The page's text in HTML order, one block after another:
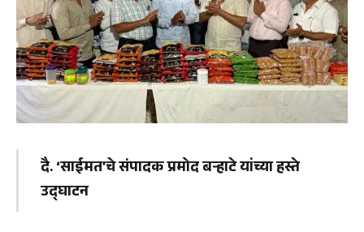
दै. ‘साईमत’चे संपादक प्रमोद बऱ्हाटे यांच्या हस्ते
उद्घाटन